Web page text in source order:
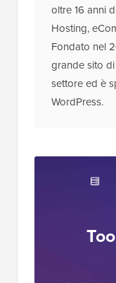
oltre 16 anni
Hosting,
Fondato nel
grande sito
settore ed è
WordPress.